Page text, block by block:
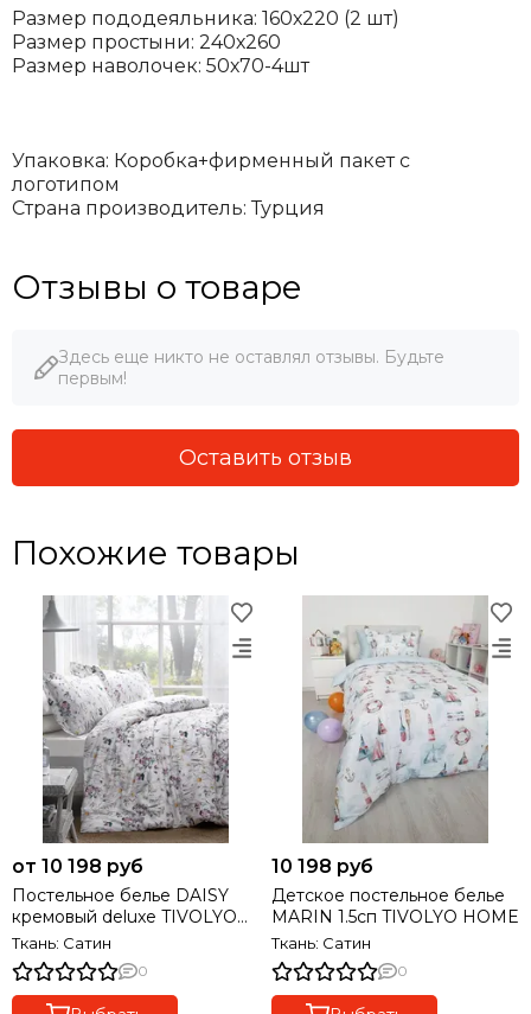
Размер пододеяльника: 160х220 (2 шт)
Размер простыни: 240х260
Размер наволочек: 50х70-4шт
Упаковка: Коробка+фирменный пакет с
логотипом
Страна производитель: Турция
Отзывы о товаре
Здесь еще никто не оставлял отзывы. Будьте
первым!
Оставить отзыв
Похожие товары
от 10 198 руб
Постельное белье DAISY
кремовый deluxe TIVOLYO
HOME Турция
Ткань: Сатин
0
10 198 руб
Детское постельное белье
MARIN 1.5сп TIVOLYO HOME
Ткань: Сатин
0